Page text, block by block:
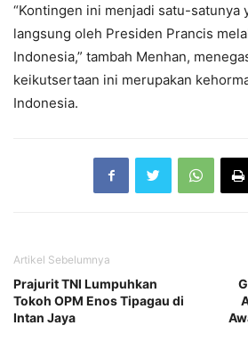
“Kontingen ini menjadi satu-satunya
langsung oleh Presiden Prancis
Indonesia,” tambah Menhan,
keikutsertaan ini merupakan
Indonesia.
Artikel Sebelumnya
Prajurit TNI Lumpuhkan
Tokoh OPM Enos Tipagau di
Intan Jaya